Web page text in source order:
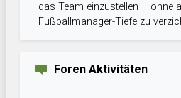
das Team einzustellen – ohne
Fußballmanager-Tiefe zu
Foren Aktivitäten